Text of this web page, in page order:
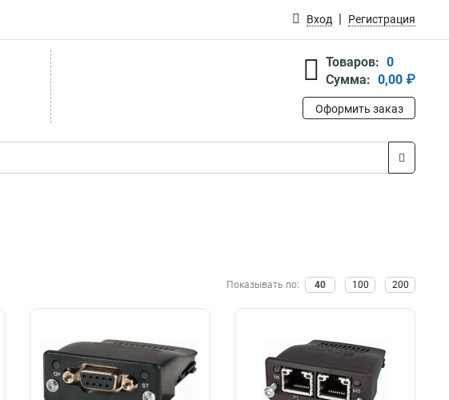
Вход Регистрация
Товаров: 0
Сумма: 0,00 ₽
Оформить заказ
Показывать по: 40 100 200